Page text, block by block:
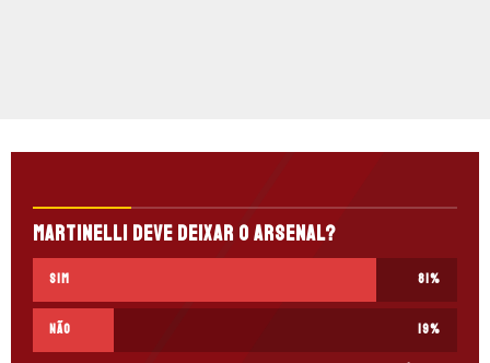
Martinelli deve deixar o Arsenal?
Sim 81%
Não 19%